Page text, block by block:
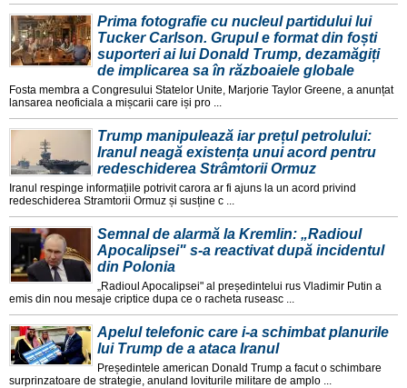
Prima fotografie cu nucleul partidului lui
Tucker Carlson. Grupul e format din foști
suporteri ai lui Donald Trump, dezamăgiți
de implicarea sa în războaiele globale
Fosta membra a Congresului Statelor Unite, Marjorie Taylor Greene, a anunțat
lansarea neoficiala a mișcarii care iși pro ...
Trump manipulează iar prețul petrolului:
Iranul neagă existența unui acord pentru
redeschiderea Strâmtorii Ormuz
Iranul respinge informațiile potrivit carora ar fi ajuns la un acord privind
redeschiderea Stramtorii Ormuz și susține c ...
Semnal de alarmă la Kremlin: „Radioul
Apocalipsei" s-a reactivat după incidentul
din Polonia
„Radioul Apocalipsei" al președintelui rus Vladimir Putin a
emis din nou mesaje criptice dupa ce o racheta ruseasc ...
Apelul telefonic care i-a schimbat planurile
lui Trump de a ataca Iranul
Președintele american Donald Trump a facut o schimbare
surprinzatoare de strategie, anuland loviturile militare de amplo ...